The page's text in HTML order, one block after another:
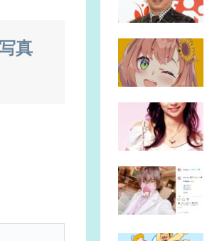
真